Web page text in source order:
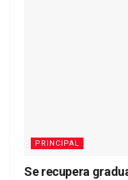
PRINCIPAL
Se recupera